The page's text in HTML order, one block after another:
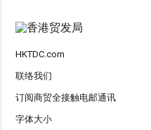
HKTDC.com
联络我们
订阅商贸全接触电邮通讯
字体大小